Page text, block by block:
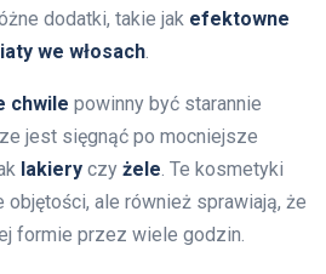
dodatki, takie jak efektowne
we włosach.
chwile powinny być starannie
jest sięgnąć po mocniejsze
lakiery czy żele. Te kosmetyki
ale również sprawiają, że
formie przez wiele godzin.